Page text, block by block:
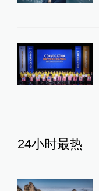
24小时最热